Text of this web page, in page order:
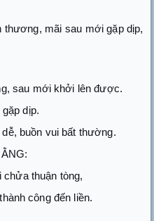
thương, mãi sau mới gặp dịp,
sau mới khởi lên được.
dịp.
buồn vui bất thường.
thuận tòng,
công đến liền.